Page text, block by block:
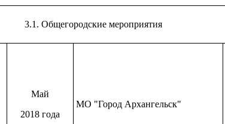
3.1. Общегородские мероприятия
Май
2018 года
МО "Город Архангельск"